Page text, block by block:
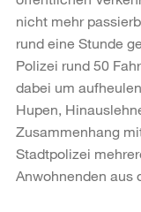
nicht mehr
rund eine Stunde
Polizei rund 50
dabei um
Hupen,
Zusammenhang
Stadtpolizei
Anwohnenden aus